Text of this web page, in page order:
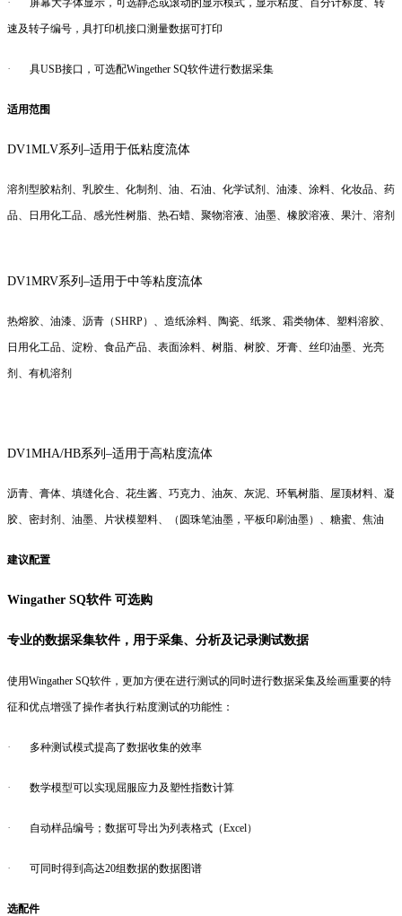
速及转子编号，具打印机接口测量数据可打印
· 具USB接口，可选配Wingether SQ软件进行数据采集
适用范围
DV1MLV系列–适用于低粘度流体
溶剂型胶粘剂、乳胶生、化制剂、油、石油、化学试剂、油漆、涂料、化妆品、药
品、日用化工品、感光性树脂、热石蜡、聚物溶液、油墨、橡胶溶液、果汁、溶剂
DV1MRV系列–适用于中等粘度流体
热熔胶、油漆、沥青（SHRP）、造纸涂料、陶瓷、纸浆、霜类物体、塑料溶胶、
日用化工品、淀粉、食品产品、表面涂料、树脂、树胶、牙膏、丝印油墨、光亮
剂、有机溶剂
DV1MHA/HB系列–适用于高粘度流体
沥青、膏体、填缝化合、花生酱、巧克力、油灰、灰泥、环氧树脂、屋顶材料、凝
胶、密封剂、油墨、片状模塑料、（圆珠笔油墨，平板印刷油墨）、糖蜜、焦油
建议配置
Wingather SQ软件 可选购
专业的数据采集软件，用于采集、分析及记录测试数据
使用Wingather SQ软件，更加方便在进行测试的同时进行数据采集及绘画重要的特
征和优点增强了操作者执行粘度测试的功能性：
· 多种测试模式提高了数据收集的效率
· 数学模型可以实现屈服应力及塑性指数计算
· 自动样品编号；数据可导出为列表格式（Excel）
· 可同时得到高达20组数据的数据图谱
选配件